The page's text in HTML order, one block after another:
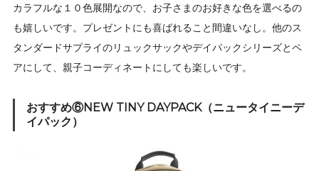
カラフルな１０色展開なので、お子さまのお好きな色を選べるの
も嬉しいです。プレゼントにも喜ばれること間違いなし。他のス
タンダードサプライのリュックサックやデイパックシリーズとペ
アにして、親子コーディネートにしても楽しいです。
おすすめ⑥NEW TINY DAYPACK（ニュータイニーデ
イパック）